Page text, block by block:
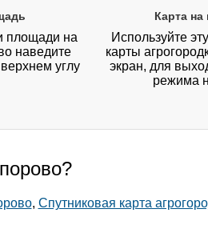
площади на
наведите
углу
Карта на
Используйте
карты
экран, для
режима
, Спутниковая карта